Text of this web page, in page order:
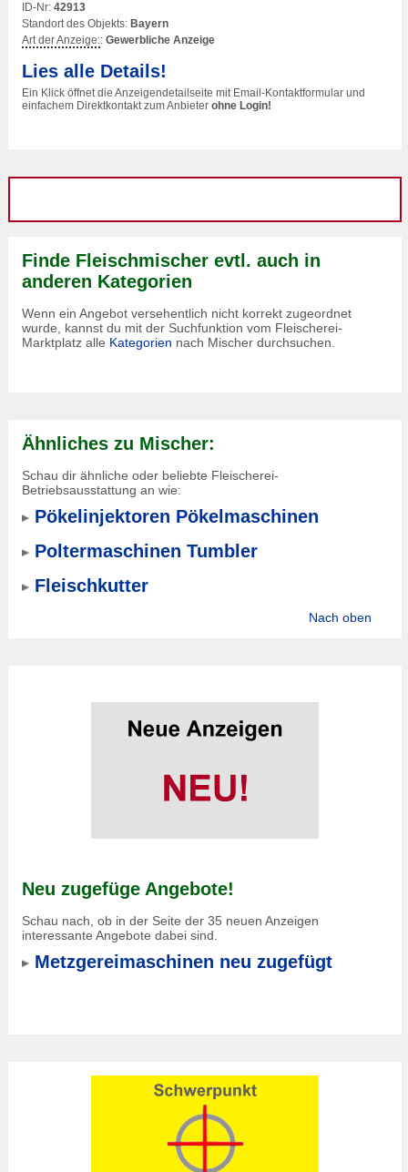
ID-Nr: 42913
Standort des Objekts: Bayern
Art der Anzeige:: Gewerbliche Anzeige
Lies alle Details!
Ein Klick öffnet die Anzeigendetailseite mit Email-Kontaktformular und
einfachem Direktkontakt zum Anbieter ohne Login!
Finde Fleischmischer evtl. auch in
anderen Kategorien
Wenn ein Angebot versehentlich nicht korrekt zugeordnet
wurde, kannst du mit der Suchfunktion vom Fleischerei-
Marktplatz alle Kategorien nach Mischer durchsuchen.
Ähnliches zu Mischer:
Schau dir ähnliche oder beliebte Fleischerei-
Betriebsausstattung an wie:
Pökelinjektoren Pökelmaschinen
Poltermaschinen Tumbler
Fleischkutter
Nach oben
Neu zugefüge Angebote!
Schau nach, ob in der Seite der 35 neuen Anzeigen
interessante Angebote dabei sind.
Metzgereimaschinen neu zugefügt